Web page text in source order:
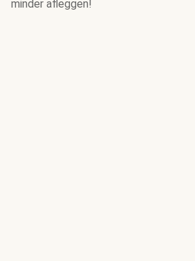
minder afleggen!